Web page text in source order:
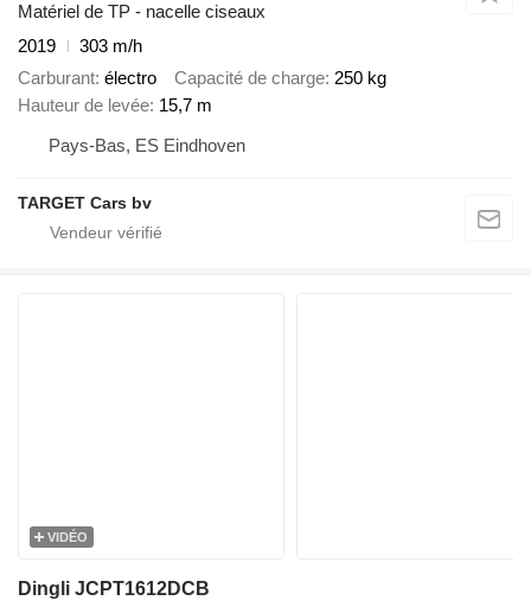
Matériel de TP - nacelle ciseaux
2019
303 m/h
Carburant électro Capacité de charge 250 kg
Hauteur de levée 15,7 m
Pays-Bas, ES Eindhoven
TARGET Cars bv
VIDÉO
Dingli JCPT1612DCB